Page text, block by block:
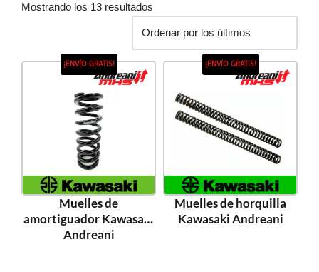
Mostrando los 13 resultados
¡ENVÍO GRATIS!
Muelles de
amortiguador Kawasaki
Andreani
¡ENVÍO GRATIS!
Muelles de horquilla
Kawasaki Andreani